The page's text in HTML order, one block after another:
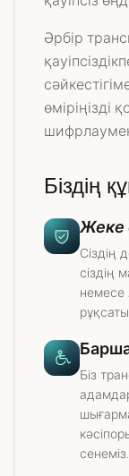
Әрбір
өміріңізді
Біздің
Жеке
Сіздің
сіздің
немесе
Біз
сенеміз.